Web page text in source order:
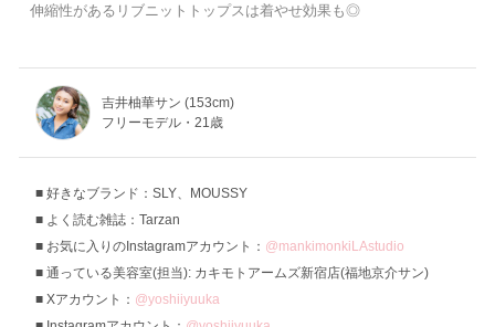
伸縮性があるリブニットトップスは着やせ効果も◎
吉井柚華サン (153cm)
フリーモデル・21歳
好きなブランド：SLY、MOUSSY
よく読む雑誌：Tarzan
お気に入りのInstagramアカウント： @mankimonkiLAstudio
通っている美容室(担当): カキモトアームズ新宿店(福地京介サン)
Xアカウント： @yoshiiyuuka